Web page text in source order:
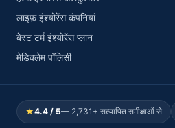
लाइफ़ इंश्योरेंस कंपनियां
बेस्ट टर्म इंश्योरेंस प्लान
मेडिक्लेम पॉलिसी
★4.4 / 5— 2,731+ सत्यापित समीक्षाओं से